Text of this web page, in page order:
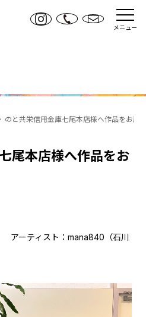
メニュー
のと共栄信用金庫七尾本店様へ作品をお届
尾本店様へ作品をお
ーティスト：mana840（石川